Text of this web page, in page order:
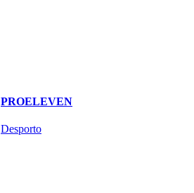
PROELEVEN
Desporto